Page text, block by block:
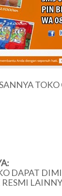
DAPAT